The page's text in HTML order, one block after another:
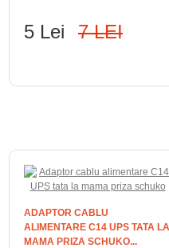
5 Lei 7 LEI
ADAPTOR CABLU
ALIMENTARE C14 UPS TATA LA
MAMA PRIZA SCHUKO...